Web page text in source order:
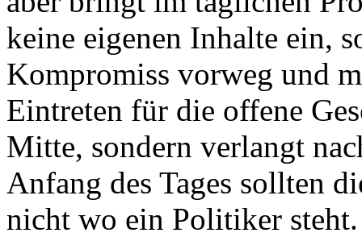
keine eigenen Inhalte ein,
Kompromiss vorweg und
Eintreten für die offene
Mitte, sondern verlangt
Anfang des Tages sollten
nicht wo ein Politiker steht.